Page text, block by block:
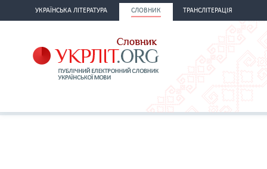
УКРАЇНСЬКА ЛІТЕРАТУРА СЛОВНИК ТРАНСЛІТЕРАЦІЯ